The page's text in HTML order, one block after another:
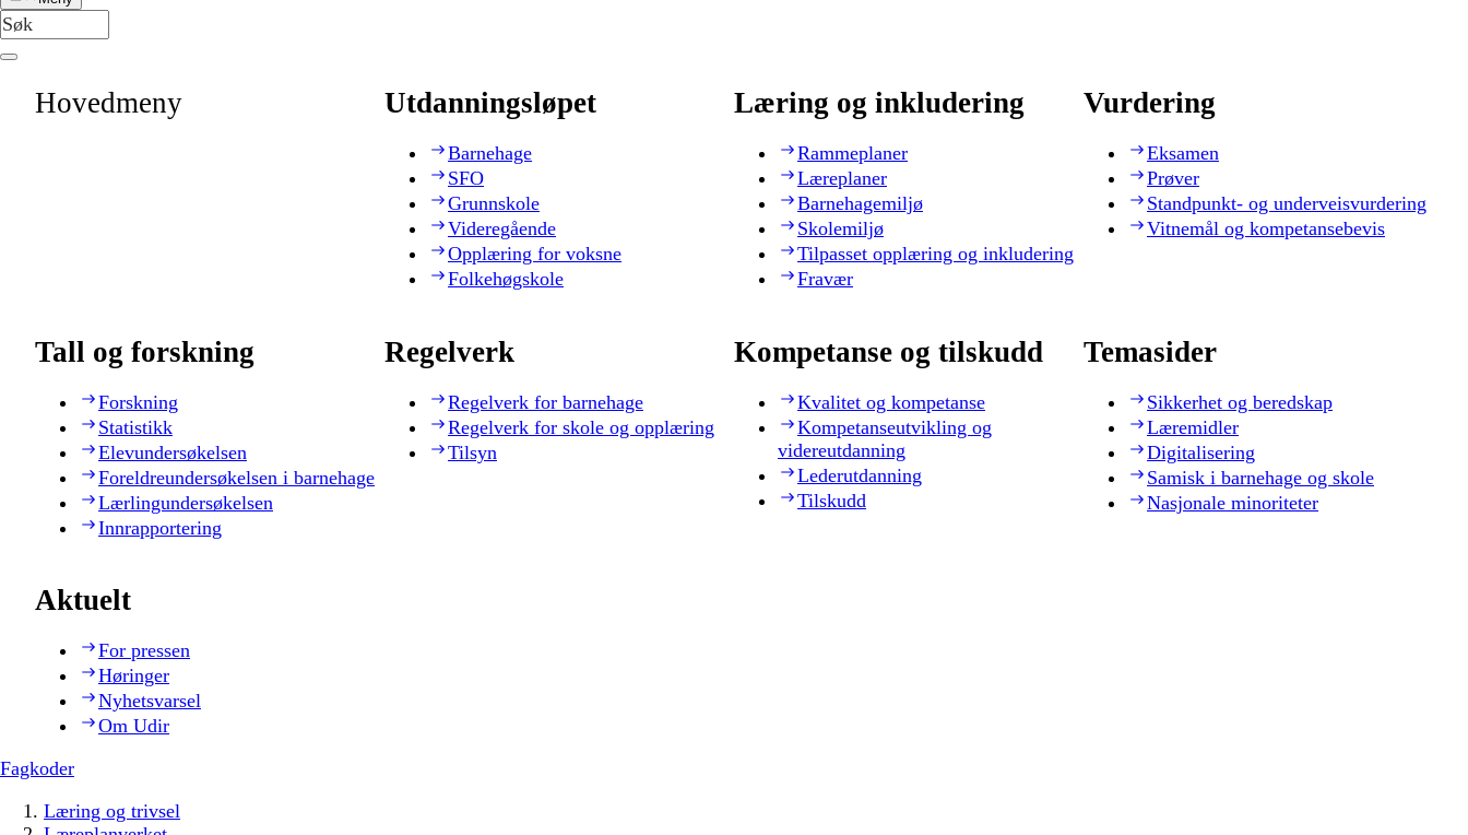
Hovedmeny Utdanningsløpet
Barnehage
SFO
Grunnskole
Videregående
Opplæring for voksne
Folkehøgskole
Læring og inkludering
Rammeplaner
Læreplaner
Barnehagemiljø
Skolemiljø
Tilpasset opplæring og inkludering
Fravær
Vurdering
Eksamen
Prøver
Standpunkt- og underveisvurdering
Vitnemål og kompetansebevis
Tall og forskning
Forskning
Statistikk
Elevundersøkelsen
Foreldreundersøkelsen i barnehage
Lærlingundersøkelsen
Innrapportering
Regelverk
Regelverk for barnehage
Regelverk for skole og opplæring
Tilsyn
Kompetanse og tilskudd
Kvalitet og kompetanse
Kompetanseutvikling og
videreutdanning
Lederutdanning
Tilskudd
Temasider
Sikkerhet og beredskap
Læremidler
Digitalisering
Samisk i barnehage og skole
Nasjonale minoriteter
Aktuelt
For pressen
Høringer
Nyhetsvarsel
Om Udir
Fagkoder
Læring og trivsel